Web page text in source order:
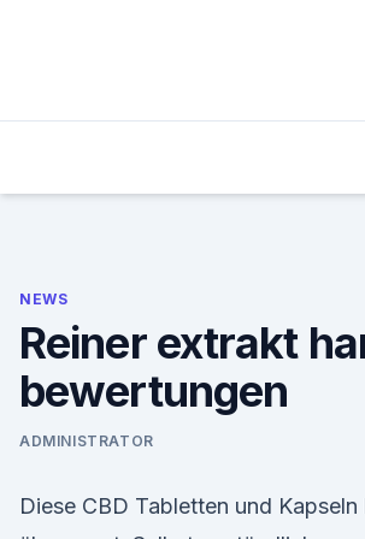
NEWS
Reiner extrakt
bewertungen
ADMINISTRATOR
Diese CBD Tabletten und